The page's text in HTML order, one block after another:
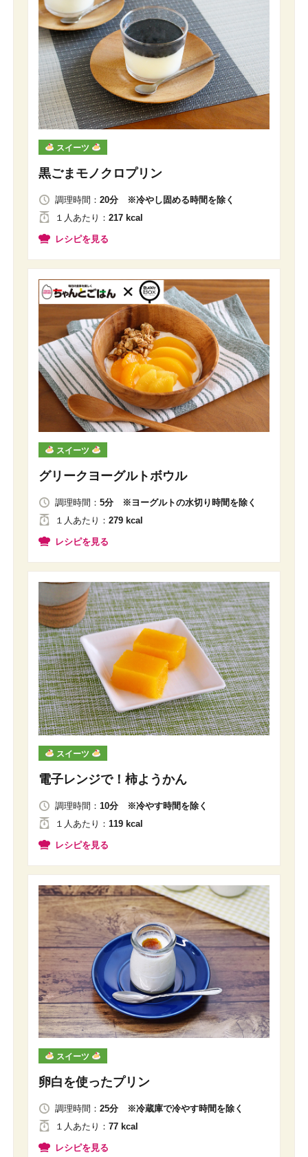
スイーツ
黒ごまモノクロプリン
調理時間： 20分 ※冷やし固める時間を除く
１人 あたり ： 217 kcal
レシピを見る
スイーツ
グリークヨーグルトボウル
調理時間： 5分 ※ヨーグルトの水切り時間を除く
１人あたり ： 279 kcal
レシピを見る
スイーツ
電子レンジで！柿ようかん
調理時間： 10分 ※冷やす時間を除く
１人 あたり ： 119 kcal
レシピを見る
スイーツ
卵白を使ったプリン
調理時間： 25分 ※冷蔵庫で冷やす時間を除く
１人あたり ： 77 kcal
レシピを見る